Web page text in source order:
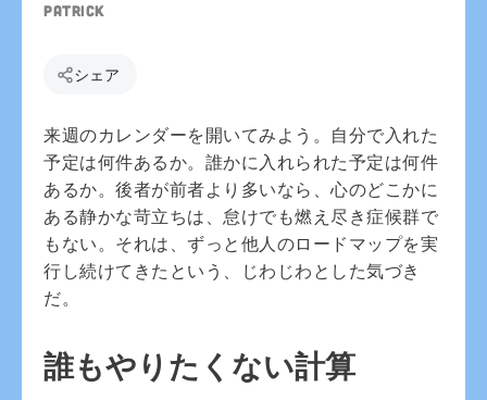
patrick
シェア
来週のカレンダーを開いてみよう。自分で入れた
予定は何件あるか。誰かに入れられた予定は何件
あるか。後者が前者より多いなら、心のどこかに
ある静かな苛立ちは、怠けでも燃え尽き症候群で
もない。それは、ずっと他人のロードマップを実
行し続けてきたという、じわじわとした気づき
だ。
誰もやりたくない計算